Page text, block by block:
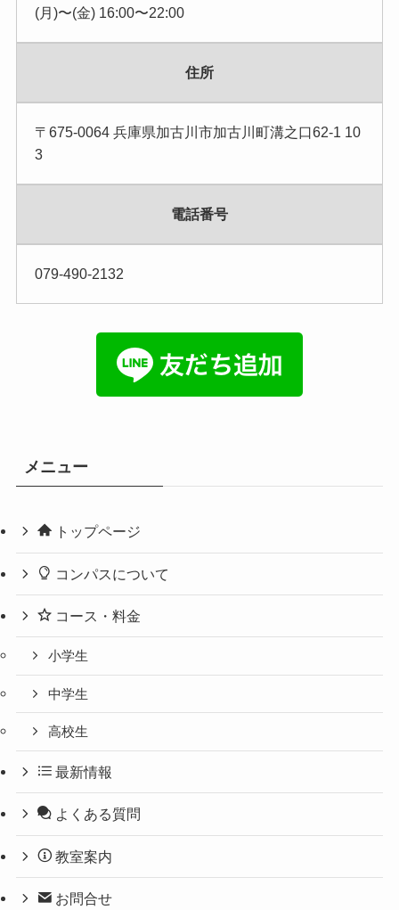
(月)〜(金) 16:00〜22:00
住所
〒675-0064 兵庫県加古川市加古川町溝之口62-1 10
3
電話番号
079-490-2132
メニュー
トップページ
コンパスについて
コース・料金
小学生
中学生
高校生
最新情報
よくある質問
教室案内
お問合せ